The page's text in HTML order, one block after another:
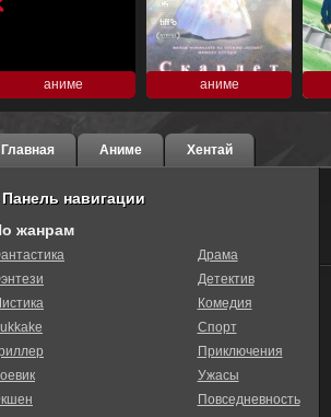
аниме аниме
Главная Аниме Хентай
Панель навигации
жанрам
Драма
Детектив
Комедия
Спорт
Приключения
Ужасы
Повседневность